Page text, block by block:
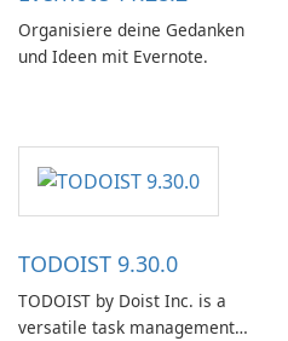
Organisiere deine Gedanken
und Ideen mit Evernote.
TODOIST 9.30.0
TODOIST by Doist Inc. is a
versatile task management